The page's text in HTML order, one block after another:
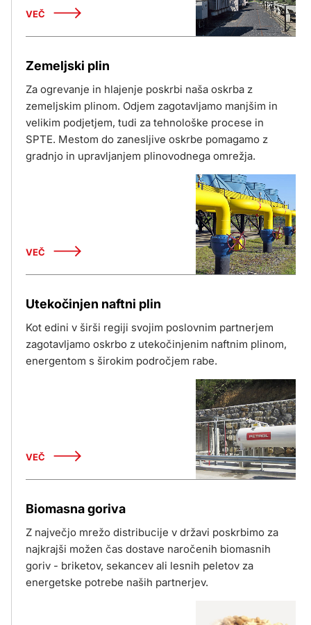
VEČ
Zemeljski plin
Za ogrevanje in hlajenje poskrbi naša oskrba z
zemeljskim plinom. Odjem zagotavljamo manjšim in
velikim podjetjem, tudi za tehnološke procese in
SPTE. Mestom do zanesljive oskrbe pomagamo z
gradnjo in upravljanjem plinovodnega omrežja.
VEČ
Utekočinjen naftni plin
Kot edini v širši regiji svojim poslovnim partnerjem
zagotavljamo oskrbo z utekočinjenim naftnim plinom,
energentom s širokim področjem rabe.
VEČ
Biomasna goriva
Z največjo mrežo distribucije v državi poskrbimo za
najkrajši možen čas dostave naročenih biomasnih
goriv - briketov, sekancev ali lesnih peletov za
energetske potrebe naših partnerjev.